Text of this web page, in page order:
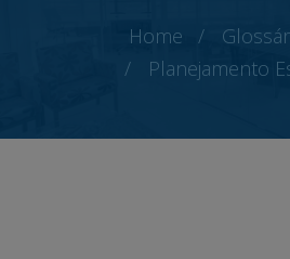
Home
Planejamento